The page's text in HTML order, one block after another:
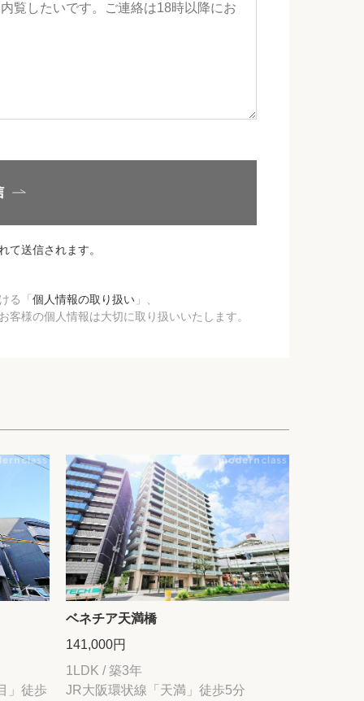
て送信されます。
る「個人情報の取り扱い 」、
客様の個人情報は大切に取り扱いいたします。
」徒歩
ベネチア天満橋
141,000円
1LDK / 築3年
JR大阪環状線「天満」徒歩5分